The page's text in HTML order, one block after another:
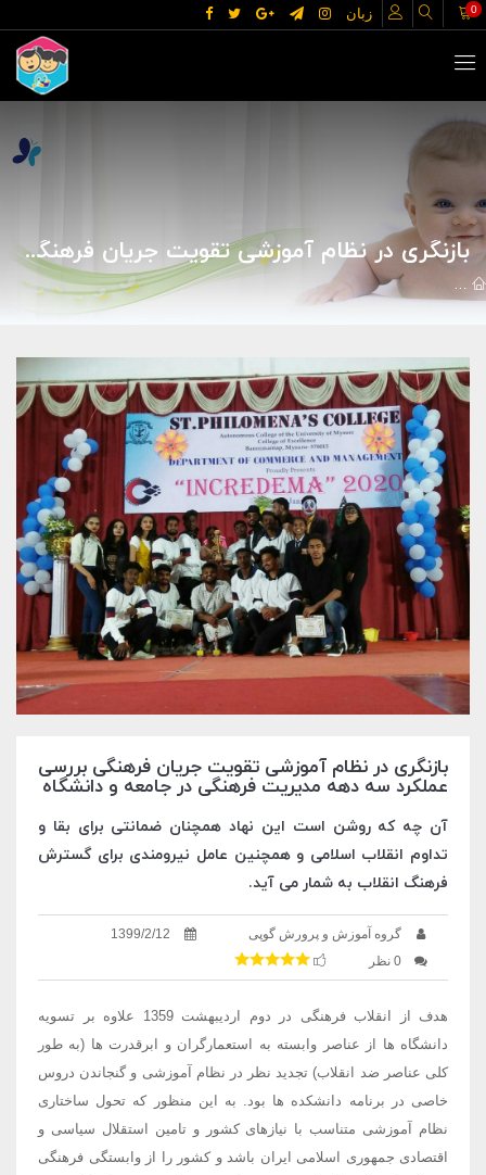
زبان 0
بازنگری در نظام آموزشی تقویت جریان فرهنگی بررسی عملکرد سه دهه مدیریت فرهنگی در جامعه و دانشگاه
خانه و خانواده کودک و نوجوان بازنگری در نظام آموزشی
بازنگری در نظام آموزشی تقویت جریان فرهنگی بررسی
عملکرد سه دهه مدیریت فرهنگی در جامعه و دانشگاه
آن چه که روشن است این نهاد همچنان ضمانتی برای بقا و
تداوم انقلاب اسلامی و همچنین عامل نیرومندی برای گسترش
فرهنگ انقلاب به شمار می آید.
گروه آموزش و پرورش گوپی
1399/2/12
0 نظر
هدف از انقلاب فرهنگی در دوم اردیبهشت 1359 علاوه بر تسویه
دانشگاه ها از عناصر وابسته به استعمارگران و ابرقدرت ها (به طور
کلی عناصر ضد انقلاب) تجدید نظر در نظام آموزشی و گنجاندن دروس
خاصی در برنامه دانشکده ها بود. به این منظور که تحول ساختاری
نظام آموزشی متناسب با نیازهای کشور و تامین استقلال سیاسی و
اقتصادی جمهوری اسلامی ایران باشد و کشور را از وابستگی فرهنگی